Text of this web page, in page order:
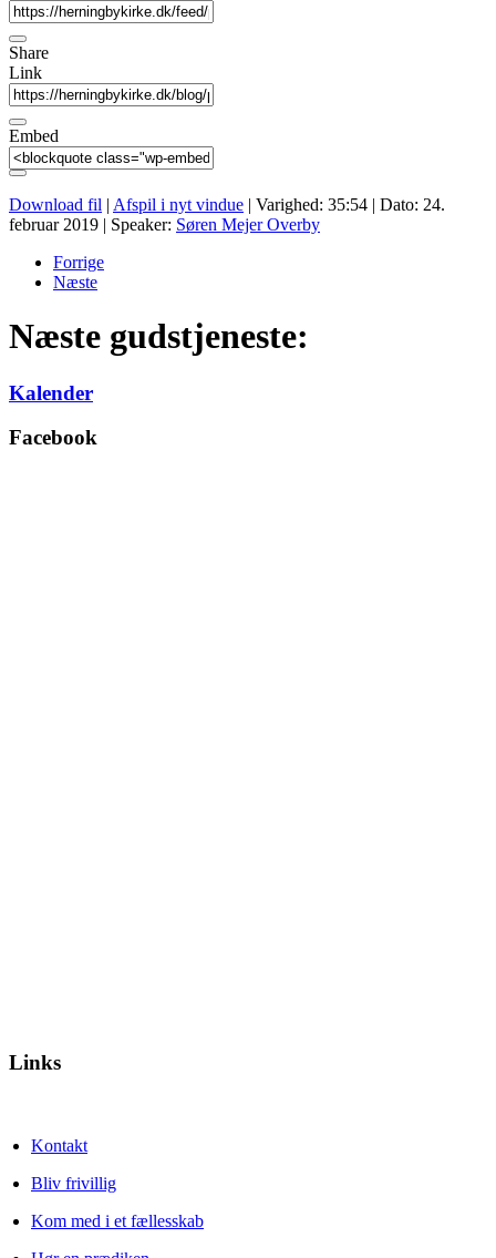
Share
Link
Embed
Download fil | Afspil i nyt vindue | Varighed: 35:54 | Dato: 24.
februar 2019 | Speaker: Søren Mejer Overby
Forrige
Næste
Næste gudstjeneste:
Kalender
Facebook
Links
Kontakt
Bliv frivillig
Kom med i et fællesskab